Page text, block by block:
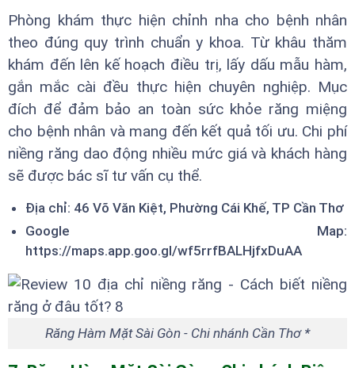
Phòng khám thực hiện chỉnh nha cho bệnh nhân
theo đúng quy trình chuẩn y khoa. Từ khâu thăm
khám đến lên kế hoạch điều trị, lấy dấu mẫu hàm,
gắn mắc cài đều thực hiện chuyên nghiệp. Mục
đích để đảm bảo an toàn sức khỏe răng miệng
cho bệnh nhân và mang đến kết quả tối ưu. Chi phí
niềng răng dao động nhiều mức giá và khách hàng
sẽ được bác sĩ tư vấn cụ thể.
Địa chỉ: 46 Võ Văn Kiệt, Phường Cái Khế, TP Cần Thơ
Google Map:
https://maps.app.goo.gl/wf5rrfBALHjfxDuAA
Răng Hàm Mặt Sài Gòn - Chi nhánh Cần Thơ *